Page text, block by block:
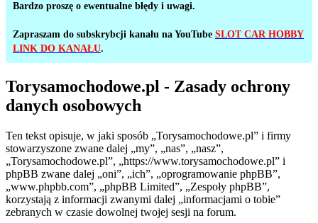
Bardzo proszę o ewentualne błędy i uwagi.
Zapraszam do subskrybcji kanału na YouTube SLOT CAR HOBBY
LINK DO KANAŁU.
Torysamochodowe.pl - Zasady ochrony
danych osobowych
Ten tekst opisuje, w jaki sposób „Torysamochodowe.pl” i firmy
stowarzyszone zwane dalej „my”, „nas”, „nasz”,
„Torysamochodowe.pl”, „https://www.torysamochodowe.pl” i
phpBB zwane dalej „oni”, „ich”, „oprogramowanie phpBB”,
„www.phpbb.com”, „phpBB Limited”, „Zespoły phpBB”,
korzystają z informacji zwanymi dalej „informacjami o tobie”
zebranych w czasie dowolnej twojej sesji na forum.